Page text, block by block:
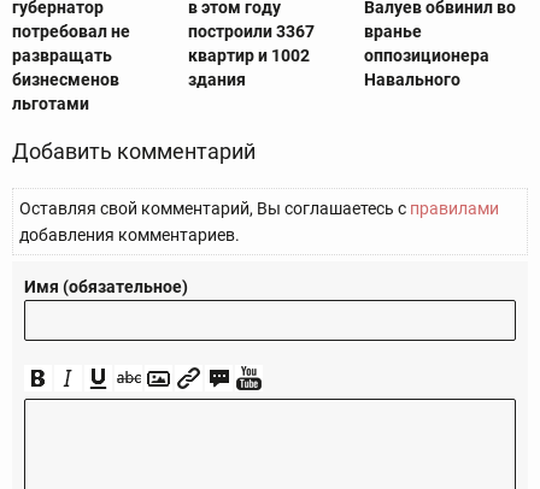
губернатор
потребовал не
развращать
бизнесменов
льготами
в этом году
построили 3367
квартир и 1002
здания
Валуев обвинил во
вранье
оппозиционера
Навального
Добавить комментарий
Оставляя свой комментарий, Вы соглашаетесь с правилами
добавления комментариев.
Имя (обязательное)